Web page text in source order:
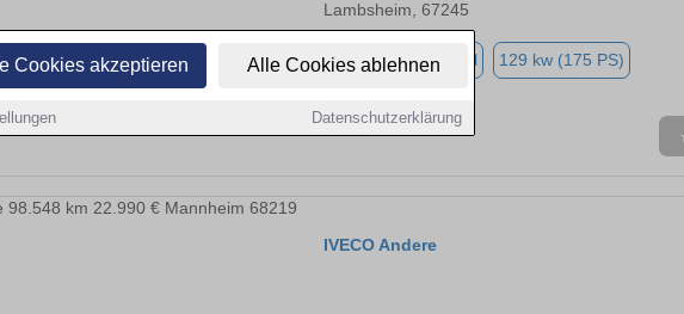
Cookies akzeptieren Alle Cookies ablehnen
Datenschutzerklärung
Lambsheim, 67245
52.000 km Diesel 129 kw (175 PS)
IVECO Andere